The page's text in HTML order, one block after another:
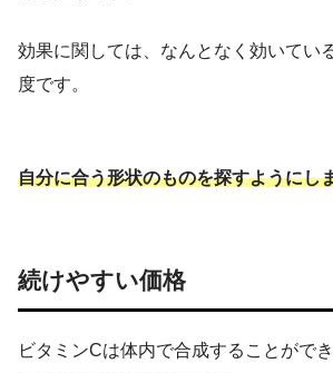
効果に関しては、なんとなく効いてい
度です。
自分に合う形状のものを探すようにし
続けやすい価格
ビタミンCは体内で合成することがで